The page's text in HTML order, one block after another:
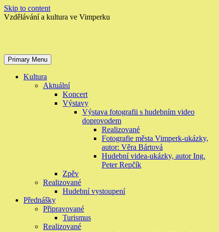
Skip to content
Vzdělávání a kultura ve Vimperku
Primary Menu
Kultura
Aktuální
Koncert
Výstavy
Výstava fotografii s hudebním video
doprovodem
Realizované
Fotografie města Vimperk-ukázky,
autor: Věra Bártová
Hudební videa-ukázky, autor Ing.
Peter Repčík
Zpěv
Realizované
Hudební vystoupení
Přednášky
Připravované
Turismus
Realizované